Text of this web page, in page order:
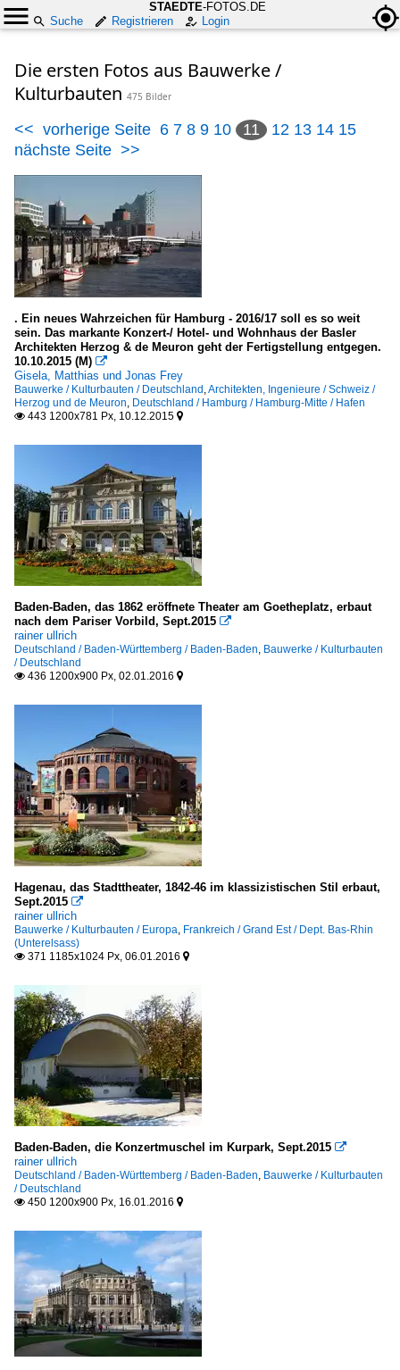
STAEDTE-FOTOS.DE
Suche
Registrieren Login
Die ersten Fotos aus Bauwerke /
Kulturbauten 475 Bilder
<< vorherige Seite 6 7 8 9 10 11 12 13 14 15
nächste Seite >>
. Ein neues Wahrzeichen für Hamburg - 2016/17 soll es so weit
sein. Das markante Konzert-/ Hotel- und Wohnhaus der Basler
Architekten Herzog & de Meuron geht der Fertigstellung entgegen.
10.10.2015 (M) 
Gisela, Matthias und Jonas Frey
Bauwerke / Kulturbauten / Deutschland ,Architekten, Ingenieure / Schweiz /
Herzog und de Meuron, Deutschland / Hamburg / Hamburg-Mitte / Hafen
 443 1200x781 Px, 10.12.2015 
Baden-Baden, das 1862 eröffnete Theater am Goetheplatz, erbaut
nach dem Pariser Vorbild, Sept.2015 
rainer ullrich
Deutschland / Baden-Württemberg / Baden-Baden, Bauwerke / Kulturbauten
/ Deutschland
 436 1200x900 Px, 02.01.2016 
Hagenau, das Stadttheater, 1842-46 im klassizistischen Stil erbaut,
Sept.2015 
rainer ullrich
Bauwerke / Kulturbauten / Europa, Frankreich / Grand Est / Dept. Bas-Rhin
(Unterelsass)
 371 1185x1024 Px, 06.01.2016 
Baden-Baden, die Konzertmuschel im Kurpark, Sept.2015 
rainer ullrich
Deutschland / Baden-Württemberg / Baden-Baden, Bauwerke / Kulturbauten
/ Deutschland
 450 1200x900 Px, 16.01.2016 